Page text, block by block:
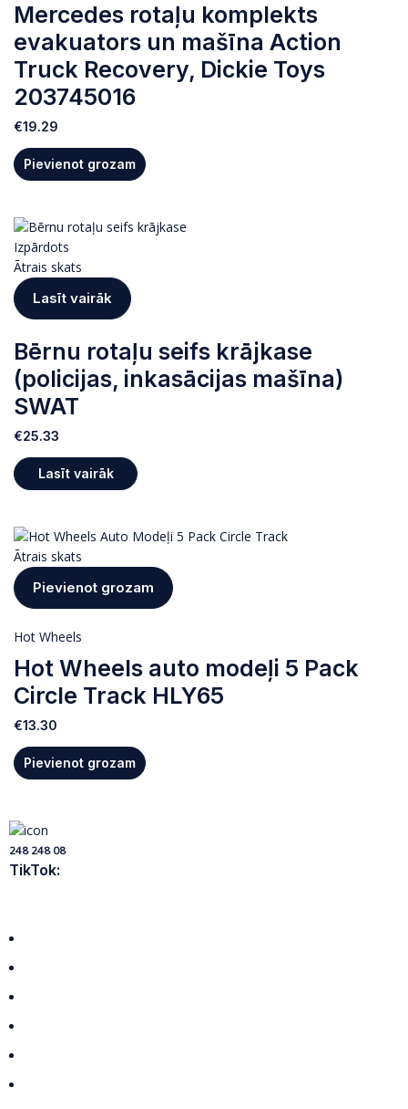
Mercedes rotaļu komplekts
evakuators un mašīna Action
Truck Recovery, Dickie Toys
203745016
€19.29
Pievienot grozam
Izpārdots
Ātrais skats
Lasīt vairāk
Bērnu rotaļu seifs krājkase
(policijas, inkasācijas mašīna)
SWAT
€25.33
Lasīt vairāk
Ātrais skats
Pievienot grozam
Hot Wheels
Hot Wheels auto modeļi 5 Pack
Circle Track HLY65
€13.30
Pievienot grozam
248 248 08
TikTok: